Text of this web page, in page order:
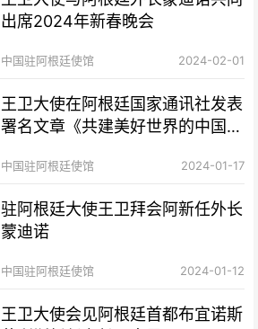
出席2024年新春晚会
中国驻阿根廷使馆 2024-02-01
王卫大使在阿根廷国家通讯社发表
署名文章《共建美好世界的中国方
中国驻阿根廷使馆 2024-01-17
驻阿根廷大使王卫拜会阿新任外长
蒙迪诺
中国驻阿根廷使馆 2024-01-12
王卫大使会见阿根廷首都布宜诺斯